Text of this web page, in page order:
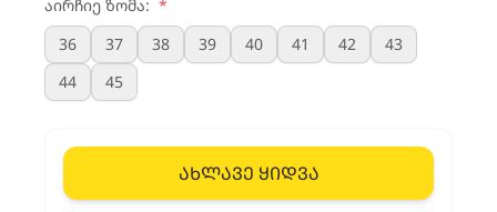
აირჩიე ზომა: *
36
37 38 39 40 41 42
43
44
45
ახლავე ყიდვა